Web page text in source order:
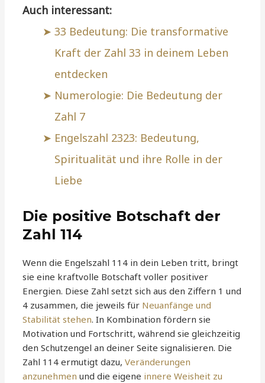
Auch interessant:
33 Bedeutung: Die transformative
Kraft der Zahl 33 in deinem Leben
entdecken
Numerologie: Die Bedeutung der
Zahl 7
Engelszahl 2323: Bedeutung,
Spiritualität und ihre Rolle in der
Liebe
Die positive Botschaft der
Zahl 114
Wenn die Engelszahl 114 in dein Leben tritt, bringt
sie eine kraftvolle Botschaft voller positiver
Energien. Diese Zahl setzt sich aus den Ziffern 1 und
4 zusammen, die jeweils für Neuanfänge und
Stabilität stehen. In Kombination fördern sie
Motivation und Fortschritt, während sie gleichzeitig
den Schutzengel an deiner Seite signalisieren. Die
Zahl 114 ermutigt dazu,Veränderungen
anzunehmen und die eigene innere Weisheit zu